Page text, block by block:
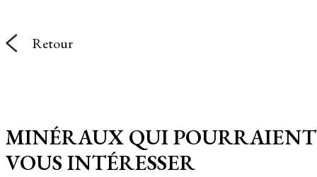
Retour
MINÉRAUX QUI POURRAIENT
VOUS INTÉRESSER